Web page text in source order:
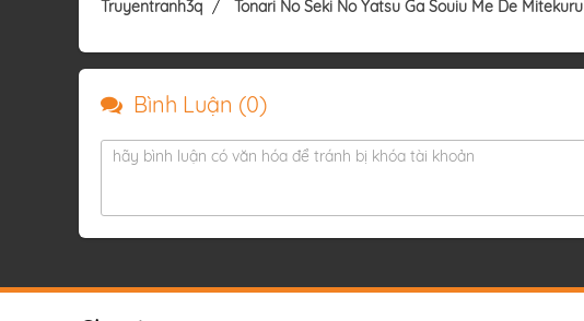
Truyentranh3q Tonari No Seki No Yatsu Ga Souiu Me De Mitekuru
Bình Luận (0)
hãy bình luận có văn hóa để tránh bị khóa tài khoản